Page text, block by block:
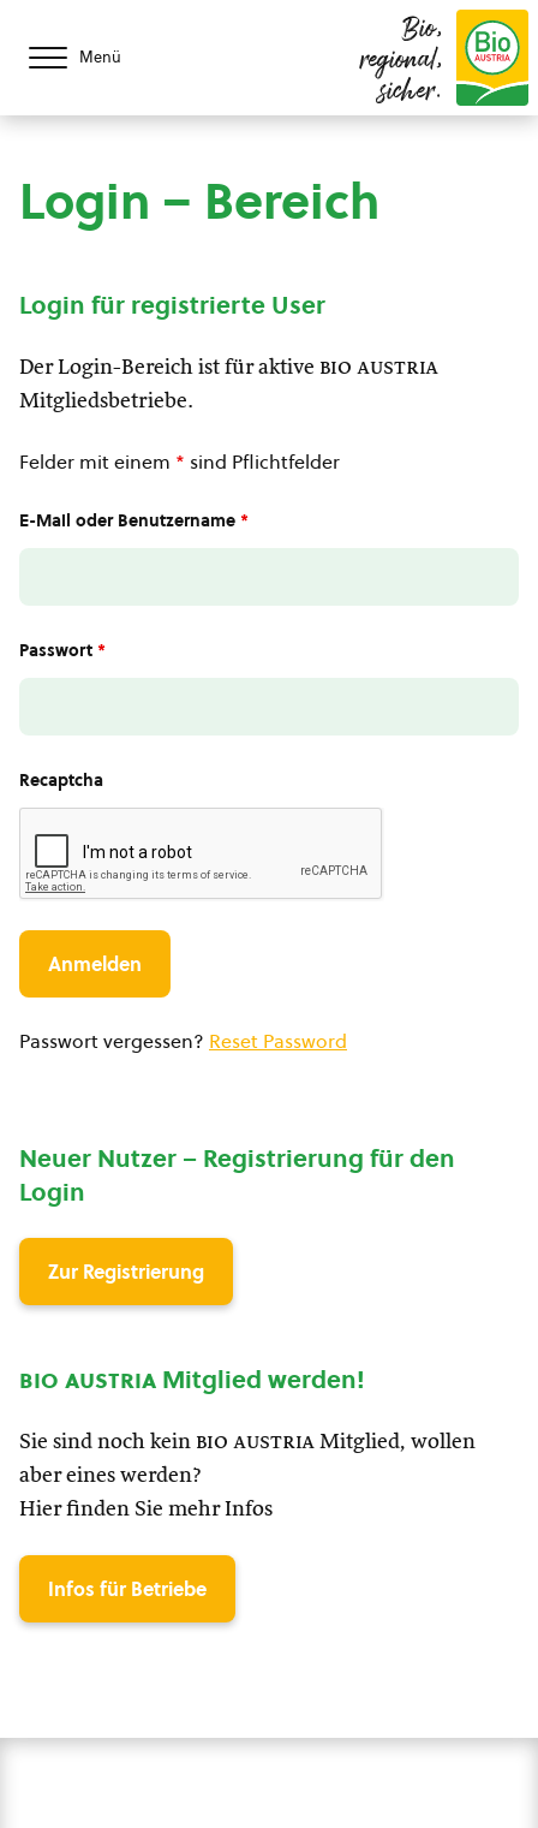
Menü
Bio,
regional,
sicher.
Login – Bereich
Login für registrierte User
Der Login-Bereich ist für aktive bio austria
Mitgliedsbetriebe.
Felder mit einem * sind Pflichtfelder
E-Mail oder Benutzername *
Passwort *
Recaptcha
Passwort vergessen? Reset Password
Neuer Nutzer – Registrierung für den
Login
Zur Registrierung
bio austria Mitglied werden!
Sie sind noch kein bio austria Mitglied, wollen
aber eines werden?
Hier finden Sie mehr Infos
Infos für Betriebe